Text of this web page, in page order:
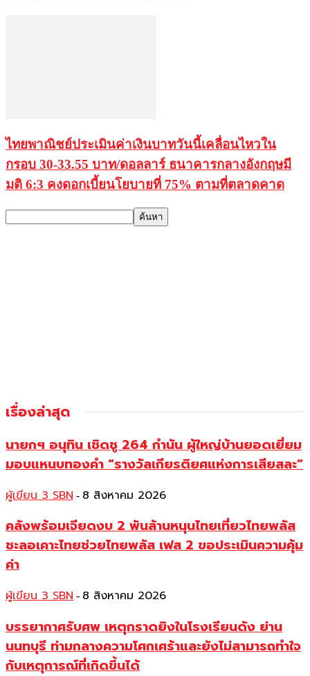
ไทยพาณิชย์ประเมินค่าเงินบาทวันนี้เคลื่อนไหวใน
กรอบ 30-33.55 บาท/ดอลลาร์ ธนาคารกลางอังกฤษมี
มติ 6:3 คงดอกเบี้ยนโยบายที่ 75% ตามที่ตลาดคาด
เรื่องล่าสุด
นายกฯ อนุทิน เชิดชู 264 กำนัน ผู้ใหญ่บ้านยอดเยี่ยม
มอบแหนบทองคำ “รางวัลเกียรติยศแห่งการเสียสละ”
ผู้เขียน 3 SBN - 8 สิงหาคม 2026
คลังพร้อมเจียดงบ 2 พันล้านหนุนไทยเที่ยวไทยพลัส
ชะลอเคาะไทยช่วยไทยพลัส เฟส 2 ขอประเมินความคุ้ม
ค่า
ผู้เขียน 3 SBN - 8 สิงหาคม 2026
บรรยากาศรับศพ เหตุกราดยิงในโรงเรียนดัง ย่าน
นนทบุรี ท่ามกลางความโศกเศร้าและยังไม่สามารถทำใจ
กับเหตุการณ์ที่เกิดขึ้นได้